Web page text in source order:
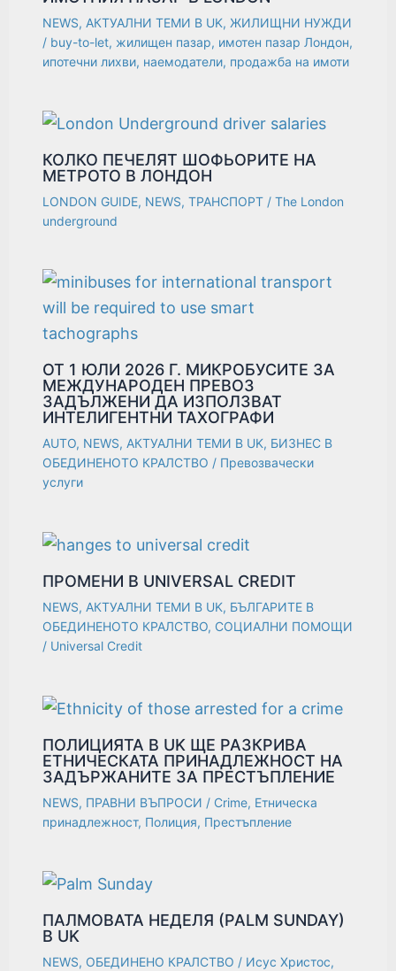
NEWS, АКТУАЛНИ ТЕМИ В UK, ЖИЛИЩНИ НУЖДИ
/ buy-to-let, жилищен пазар, имотен пазар Лондон,
ипотечни лихви, наемодатели, продажба на имоти
КОЛКО ПЕЧЕЛЯТ ШОФЬОРИТЕ НА
МЕТРОТО В ЛОНДОН
LONDON GUIDE, NEWS,ТРАНСПОРТ /The London
underground
ОТ 1 ЮЛИ 2026 Г. МИКРОБУСИТЕ ЗА
МЕЖДУНАРОДЕН ПРЕВОЗ
ЗАДЪЛЖЕНИ ДА ИЗПОЛЗВАТ
ИНТЕЛИГЕНТНИ ТАХОГРАФИ
AUTO, NEWS, АКТУАЛНИ ТЕМИ В UK, БИЗНЕС В
ОБЕДИНЕНОТО КРАЛСТВО / Превозвачески
услуги
ПРОМЕНИ В UNIVERSAL CREDIT
NEWS, АКТУАЛНИ ТЕМИ В UK, БЪЛГАРИТЕ В
ОБЕДИНЕНОТО КРАЛСТВО, СОЦИАЛНИ ПОМОЩИ
/ Universal Credit
ПОЛИЦИЯТА В UK ЩЕ РАЗКРИВА
ЕТНИЧЕСКАТА ПРИНАДЛЕЖНОСТ НА
ЗАДЪРЖАНИТЕ ЗА ПРЕСТЪПЛЕНИЕ
NEWS, ПРАВНИ ВЪПРОСИ / Crime, Етническа
принадлежност, Полиция, Престъпление
ПАЛМОВАТА НЕДЕЛЯ (PALM SUNDAY)
В UK
NEWS, ОБЕДИНЕНО КРАЛСТВО / Исус Христос,